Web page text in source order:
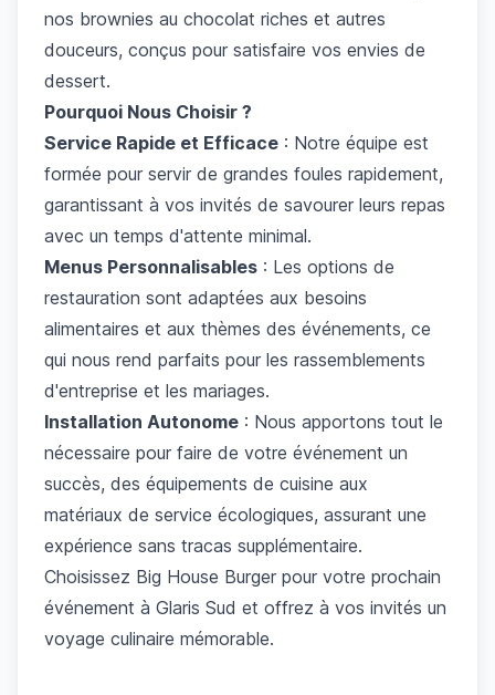
nos brownies au chocolat riches et autres
douceurs, conçus pour satisfaire vos envies de
dessert.
Pourquoi Nous Choisir ?
Service Rapide et Efficace : Notre équipe est
formée pour servir de grandes foules rapidement,
garantissant à vos invités de savourer leurs repas
avec un temps d'attente minimal.
Menus Personnalisables : Les options de
restauration sont adaptées aux besoins
alimentaires et aux thèmes des événements, ce
qui nous rend parfaits pour les rassemblements
d'entreprise et les mariages.
Installation Autonome : Nous apportons tout le
nécessaire pour faire de votre événement un
succès, des équipements de cuisine aux
matériaux de service écologiques, assurant une
expérience sans tracas supplémentaire.
Choisissez Big House Burger pour votre prochain
événement à Glaris Sud et offrez à vos invités un
voyage culinaire mémorable.